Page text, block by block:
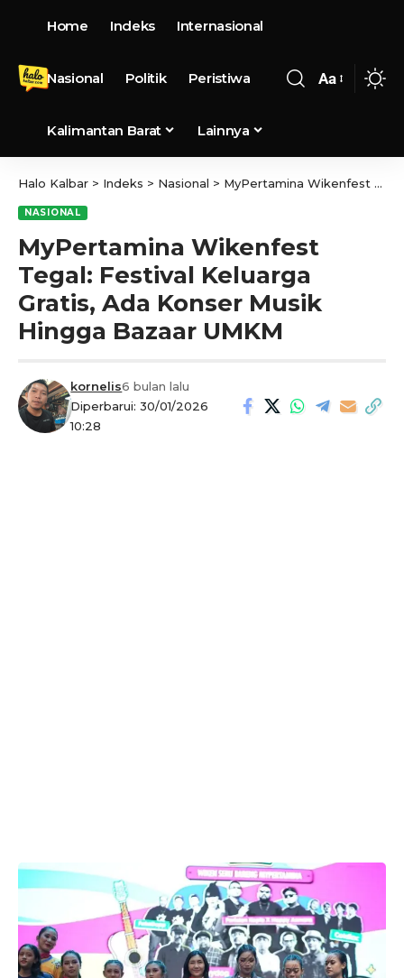
Home Indeks Internasional
Nasional Politik Peristiwa
Kalimantan Barat Lainnya
Aa
Halo Kalbar > Indeks > Nasional > MyPertamina Wikenfest Tegal: Festival Keluarga Gratis, Ada Konser Musik Hingga Bazaar UMKM
NASIONAL
MyPertamina Wikenfest
Tegal: Festival Keluarga
Gratis, Ada Konser Musik
Hingga Bazaar UMKM
Diperbarui: 30/01/2026
10:28
kornelis6 bulan lalu